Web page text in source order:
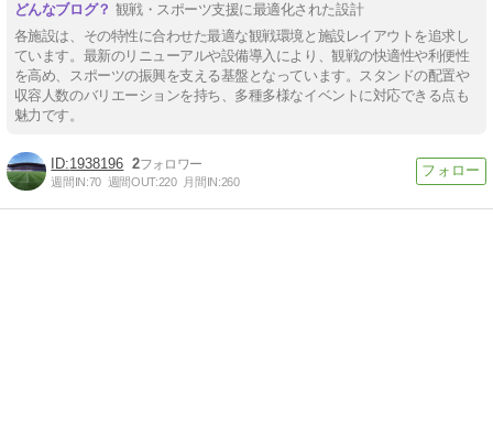
観戦・スポーツ支援に最適化された設計
各施設は、その特性に合わせた最適な観戦環境と施設レイアウトを追求し
ています。最新のリニューアルや設備導入により、観戦の快適性や利便性
を高め、スポーツの振興を支える基盤となっています。スタンドの配置や
収容人数のバリエーションを持ち、多種多様なイベントに対応できる点も
魅力です。
1938196 2
週間IN:70 週間OUT:220 月間IN:260